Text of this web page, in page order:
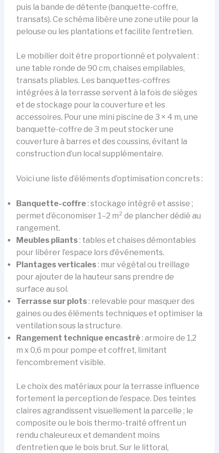
puis la bande de détente (banquette-coffre,
transats). Ce schéma libère une zone utile pour la
pelouse ou les plantations et facilite l’entretien.
Le mobilier doit être proportionné et polyvalent :
une table ronde de 90 cm, chaises empilables,
transats pliables. Les banquettes-coffres
intégrées à la terrasse servent à la fois de sièges
et de stockage pour la couverture et les
accessoires. Pour une mini piscine de 3 × 4 m, une
banquette-coffre de 3 m peut stocker une
couverture à barres et des coussins, évitant la
construction d’un local supplémentaire.
Voici une liste d’éléments d’optimisation concrets :
Banquette-coffre: stockage intégré et assise ;
permet d’économiser 1–2 m² de plancher dédié au
rangement.
Meubles pliants: tables et chaises démontables
pour libérer l’espace lors d’événements.
Plantages verticales: mur végétal ou treillage
pour ajouter de la hauteur sans prendre de
surface au sol.
Terrasse sur plots: relevable pour masquer des
gaines ou des éléments techniques et optimiser la
ventilation sous la structure.
Rangement technique encastré: armoire de 1,2
m x 0,6 m pour pompe et coffret, limitant
l’encombrement visible.
Le choix des matériaux pour la terrasse influence
fortement la perception de l’espace. Des teintes
claires agrandissent visuellement la parcelle ; le
composite ou le bois thermo-traité offrent un
rendu chaleureux et demandent moins
d’entretien que le bois brut. Sur le littoral,